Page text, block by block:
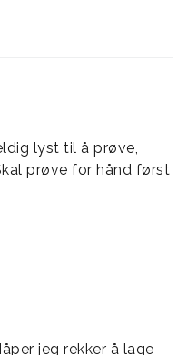
lyst til å prøve,
prøve for hånd først
jeg rekker å lage